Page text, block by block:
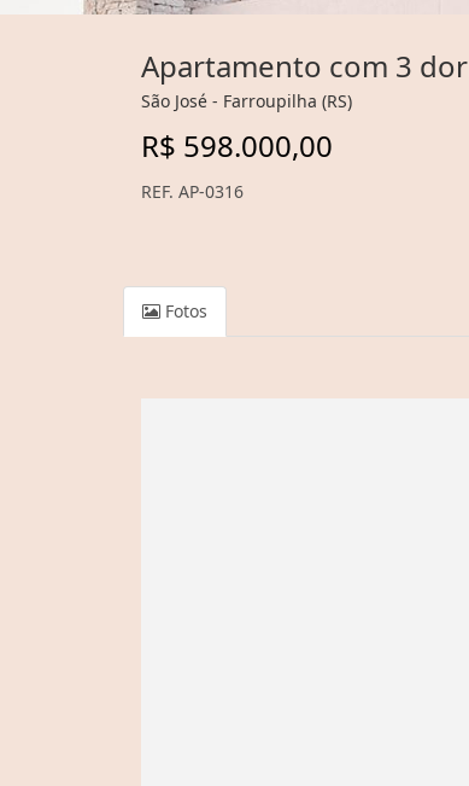
Apartamento com 3
São José - Farroupilha (RS)
R$ 598.000,00
REF. AP-0316
Fotos